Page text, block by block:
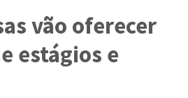
vão oferecer
estágios e